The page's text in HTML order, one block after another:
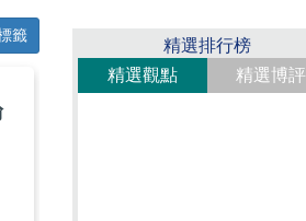
籤
精選排行榜
精選觀點
精選博評